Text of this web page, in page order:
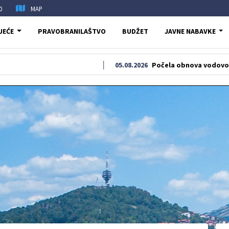
MAP
PRAVOBRANILAŠTVO BUDŽET JAVNE NABAVKE
Počela obnova vodovodne i